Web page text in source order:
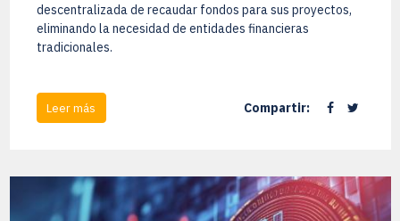
descentralizada de recaudar fondos para sus proyectos,
eliminando la necesidad de entidades financieras
tradicionales.
Leer más Compartir: